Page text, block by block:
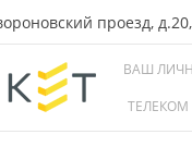
проезд,
ВАШ